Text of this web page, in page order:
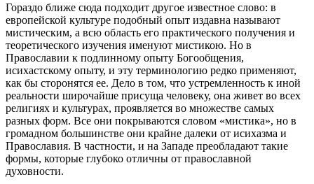
Гораздо ближе сюда подходит другое известное слово: в
европейской культуре подобный опыт издавна называют
мистическим, а всю область его практического получения и
теоретического изучения именуют мистикою. Но в
Православии к подлинному опыту Богообщения,
исихастскому опыту, и эту терминологию редко применяют,
как бы сторонятся ее. Дело в том, что устремленность к иной
реальности широчайше присуща человеку, она живет во всех
религиях и культурах, проявляется во множестве самых
разных форм. Все они покрываются словом «мистика», но в
громадном большинстве они крайне далеки от исихазма и
Православия. В частности, и на Западе преобладают такие
формы, которые глубоко отличны от православной
духовности.